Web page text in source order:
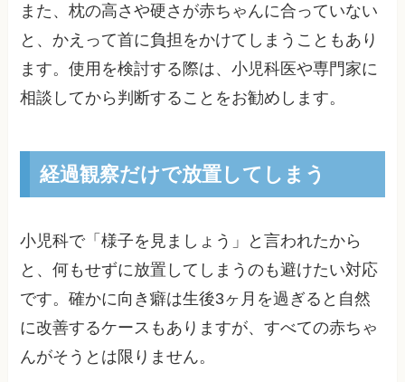
また、枕の高さや硬さが赤ちゃんに合っていない
と、かえって首に負担をかけてしまうこともあり
ます。使用を検討する際は、小児科医や専門家に
相談してから判断することをお勧めします。
経過観察だけで放置してしまう
小児科で「様子を見ましょう」と言われたから
と、何もせずに放置してしまうのも避けたい対応
です。確かに向き癖は生後3ヶ月を過ぎると自然
に改善するケースもありますが、すべての赤ちゃ
んがそうとは限りません。